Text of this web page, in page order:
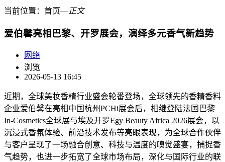
当前位置： 首页―正文
爱伯馨亮相巴黎、开罗展会，演绎多元香气新趋势
网络
浏览
2026-05-13 16:45
近期，全球美妆香精行业盛会轮番登场，全球领先的香精香料
企业爱伯馨在亮相中国杭州PCHi展会后，相继登陆法国巴黎
In-Cosmetics全球展与埃及开罗Egy Beauty Africa 2026展会，以
沉浸式香氛体验、前沿技术发布等亮眼表现，为全球合作伙伴
与客户呈现了一场融合创意、科技与温度的嗅觉盛宴，捕捉香
气趋势，也进一步拓宽了全球市场布局，深化与国际行业的联